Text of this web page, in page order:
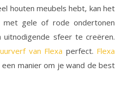
houten meubels hebt, kan het
met gele of rode ondertonen
sfeer te creëren.
van Flexa perfect. Flexa
een manier om je wand de best